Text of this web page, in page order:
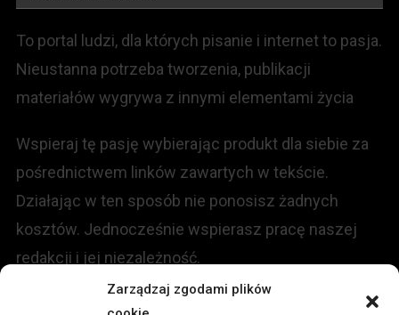
Zarządzaj zgodami plików
To portal ludzi, dla których pisanie i internet to pasja.
Nieustanna potrzeba tworzenia, publikacji
materiałów wygrywa z innymi elementami życia
Wspieraj tę pasję wybierając produkt dla siebie za
pośrednictwem linków zawartych w tekście.
Działając w ten sposób nie ponosisz żadnych
kosztów. Jednocześnie wspierasz pracę naszej
redakcji i jej niezależność.